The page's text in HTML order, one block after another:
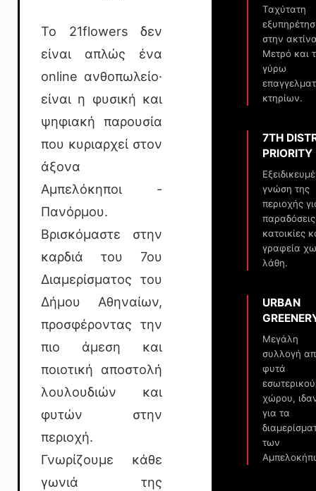
Το 21flowers δεν
είναι απλώς ένα
online ανθοπωλείο·
είναι η φυσική και
ψηφιακή παρουσία
που κυριαρχεί στον
άξονα
Αμπελόκηποι -
Πανόρμου.
Βρισκόμαστε στην
καρδιά του 7ου
Διαμερίσματος του
Δήμου Αθηναίων,
προσφέροντας την
πιο άμεση και
ποιοτική αποστολή
λουλουδιών και
φυτών στην
περιοχή.
Γνωρίζουμε κάθε
γωνιά της
Ταχύτατη
στην
Μετρό και
γύρω
κτηρίων.
7TH
PRIORITY
γνώση της
περιοχής
κατοικίες
γραφεία
λάθη.
URBAN
Μεγάλη
συλλογή
φυτά
εσωτερικού
χώρου,
για τα
των